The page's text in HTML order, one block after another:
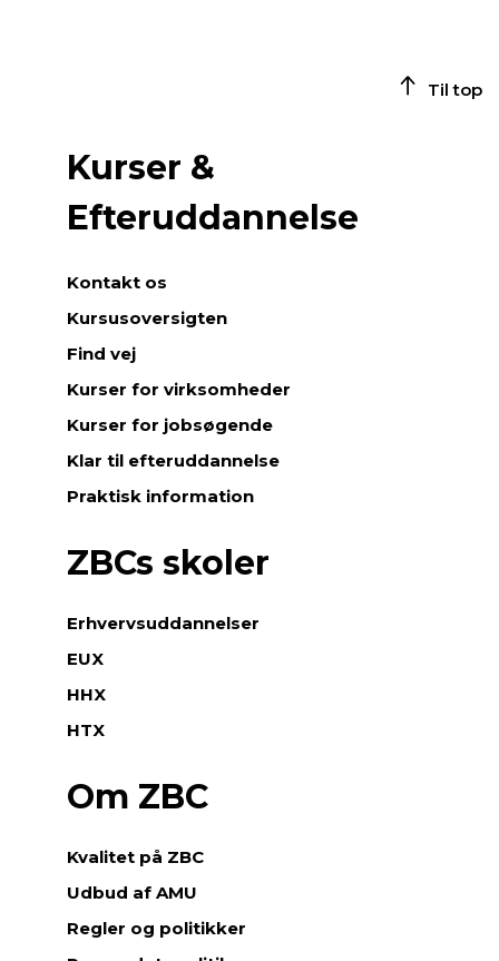
Til top
Kurser &
Efteruddannelse
Kontakt os
Kursusoversigten
Find vej
Kurser for virksomheder
Kurser for jobsøgende
Klar til efteruddannelse
Praktisk information
ZBCs skoler
Erhvervsuddannelser
EUX
HHX
HTX
Om ZBC
Kvalitet på ZBC
Udbud af AMU
Regler og politikker